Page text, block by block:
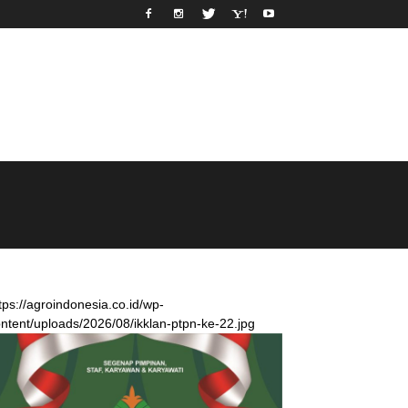
agroindonesia.co.id/wp-
uploads/2026/08/ikklan-ptpn-ke-22.jpg